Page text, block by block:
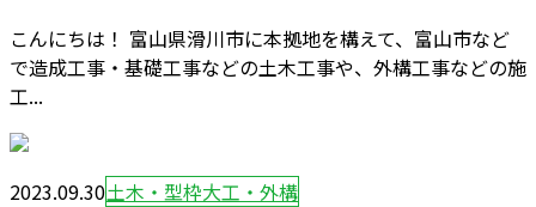
こんにちは！ 富山県滑川市に本拠地を構えて、富山市など
で造成工事・基礎工事などの土木工事や、外構工事などの施
工...
2023.09.30土木・型枠大工・外構